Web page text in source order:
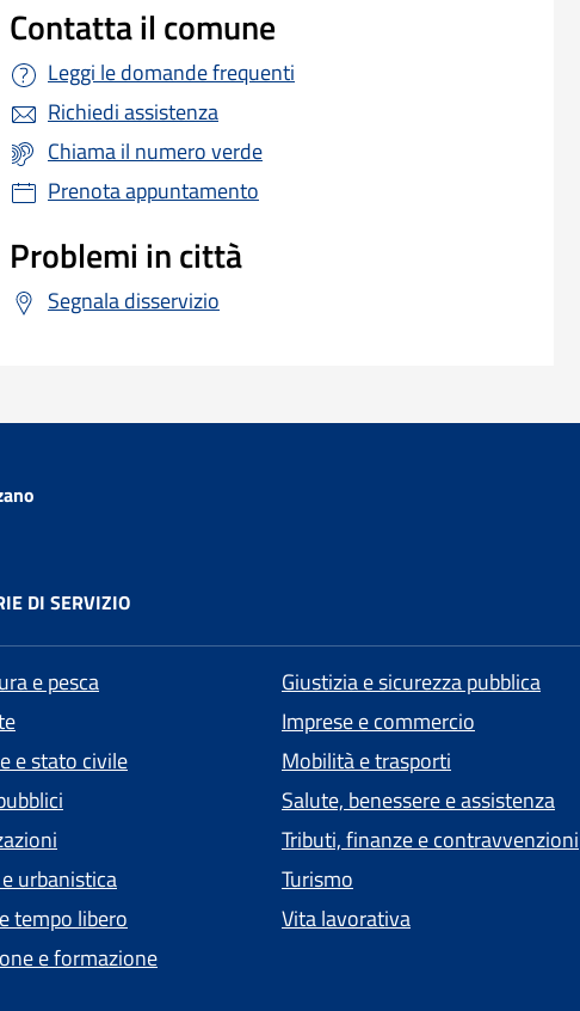
Contatta il comune
Leggi le domande frequenti
Richiedi assistenza
Chiama il numero verde
Prenota appuntamento
Problemi in città
Segnala disservizio
DI SERVIZIO
e pesca
e stato civile
urbanistica
tempo libero
e formazione
Giustizia e sicurezza pubblica
Imprese e commercio
Mobilità e trasporti
Salute, benessere e assistenza
Tributi, finanze e contravvenzioni
Turismo
Vita lavorativa